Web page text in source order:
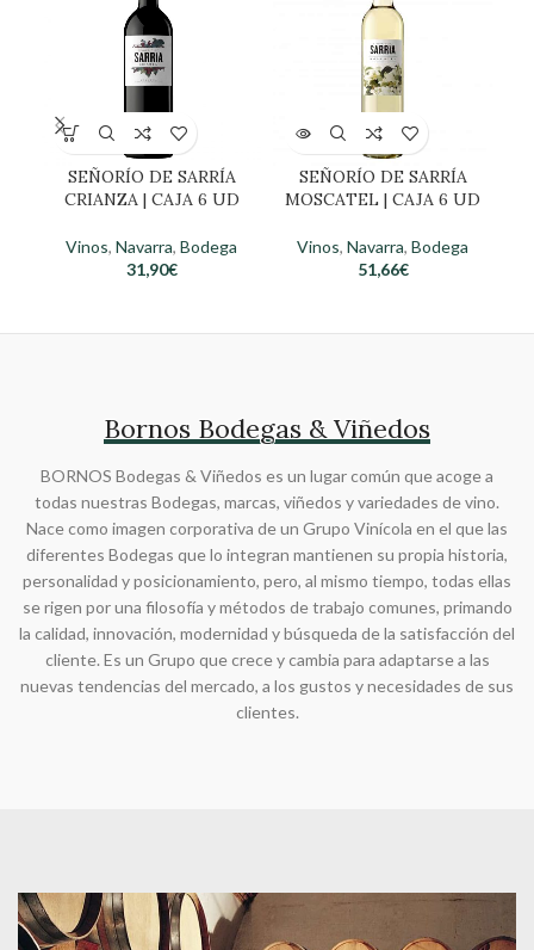
SEÑORÍO DE SARRÍA
CRIANZA | CAJA 6 UD
Vinos, Navarra, Bodega
31,90€
SEÑORÍO DE SARRÍA
MOSCATEL | CAJA 6 UD
Vinos, Navarra, Bodega
51,66€
Bornos Bodegas & Viñedos
BORNOS Bodegas & Viñedos es un lugar común que acoge a
todas nuestras Bodegas, marcas, viñedos y variedades de vino.
Nace como imagen corporativa de un Grupo Vinícola en el que las
diferentes Bodegas que lo integran mantienen su propia historia,
personalidad y posicionamiento, pero, al mismo tiempo, todas ellas
se rigen por una filosofía y métodos de trabajo comunes, primando
la calidad, innovación, modernidad y búsqueda de la satisfacción del
cliente. Es un Grupo que crece y cambia para adaptarse a las
nuevas tendencias del mercado, a los gustos y necesidades de sus
clientes.